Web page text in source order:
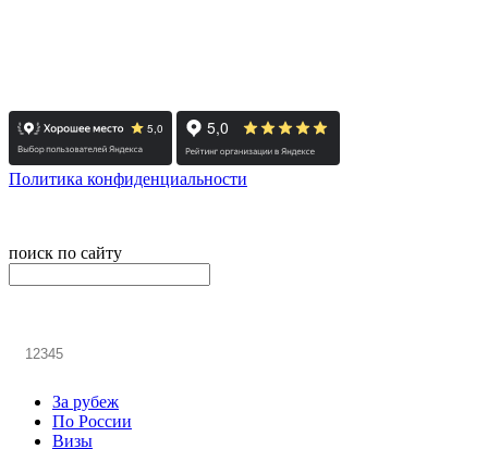
Политика конфиденциальности
поиск по сайту
За рубеж
По России
Визы